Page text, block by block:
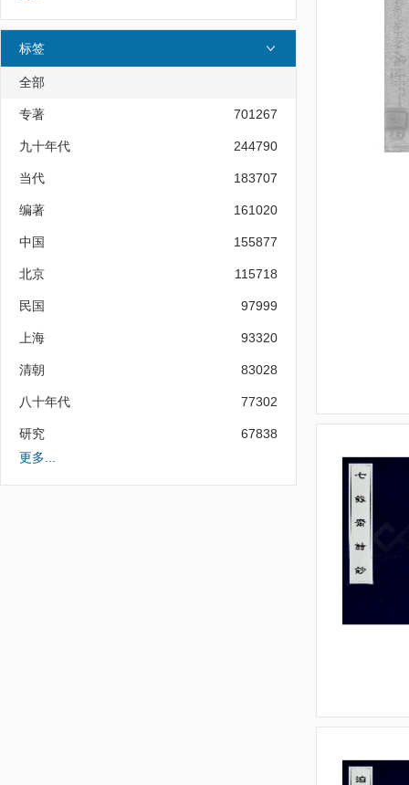
标签
全部
专著 701267
九十年代 244790
当代 183707
编著 161020
中国 155877
北京 115718
民国 97999
上海 93320
清朝 83028
八十年代 77302
研究
67838
更多...